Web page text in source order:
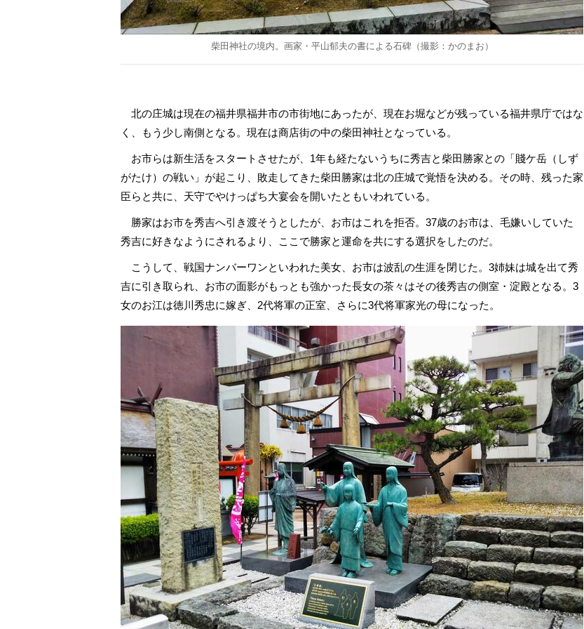
柴田神社の境内。画家・平山郁夫の書による石碑（撮影：かのまお）
北の庄城は現在の福井県福井市の市街地にあったが、現在お堀などが残っている福井県庁ではな
く、もう少し南側となる。現在は商店街の中の柴田神社となっている。
お市らは新生活をスタートさせたが、1年も経たないうちに秀吉と柴田勝家との「賤ケ岳（しず
がたけ）の戦い」が起こり、敗走してきた柴田勝家は北の庄城で覚悟を決める。その時、残った家
臣らと共に、天守でやけっぱち大宴会を開いたともいわれている。
勝家はお市を秀吉へ引き渡そうとしたが、お市はこれを拒否。37歳のお市は、毛嫌いしていた
秀吉に好きなようにされるより、ここで勝家と運命を共にする選択をしたのだ。
こうして、戦国ナンバーワンといわれた美女、お市は波乱の生涯を閉じた。3姉妹は城を出て秀
吉に引き取られ、お市の面影がもっとも強かった長女の茶々はその後秀吉の側室・淀殿となる。3
女のお江は徳川秀忠に嫁ぎ、2代将軍の正室、さらに3代将軍家光の母になった。
そこに山小屋を興して 映える山のテン場